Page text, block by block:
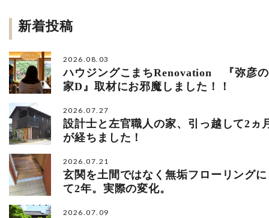
新着投稿
2026.08.03
ハウジングこまちRenovation 『弥彦の
家D』取材にお邪魔しました！！
2026.07.27
設計士と左官職人の家、引っ越して2ヵ
が経ちました！
2026.07.21
玄関を土間ではなく無垢フローリング
て2年。実際の変化。
2026.07.09